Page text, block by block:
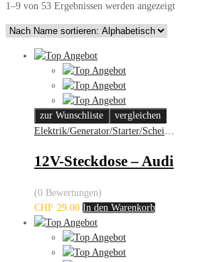
1–9 von 53 Ergebnissen werden angezeigt
zur Wunschliste
vergleichen
Elektrik/Generator/Starter/Scheinwerfer
12V-Steckdose – Audi
(0 Bewertungen)
CHF 29.00 In den Warenkorb